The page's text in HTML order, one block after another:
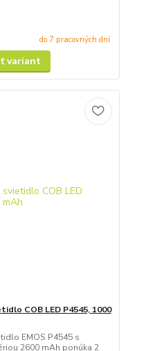
do 7 pracovných dní
variant
COB LED P4545, 1000
EMOS P4545 s
2600 mAh ponúka 2